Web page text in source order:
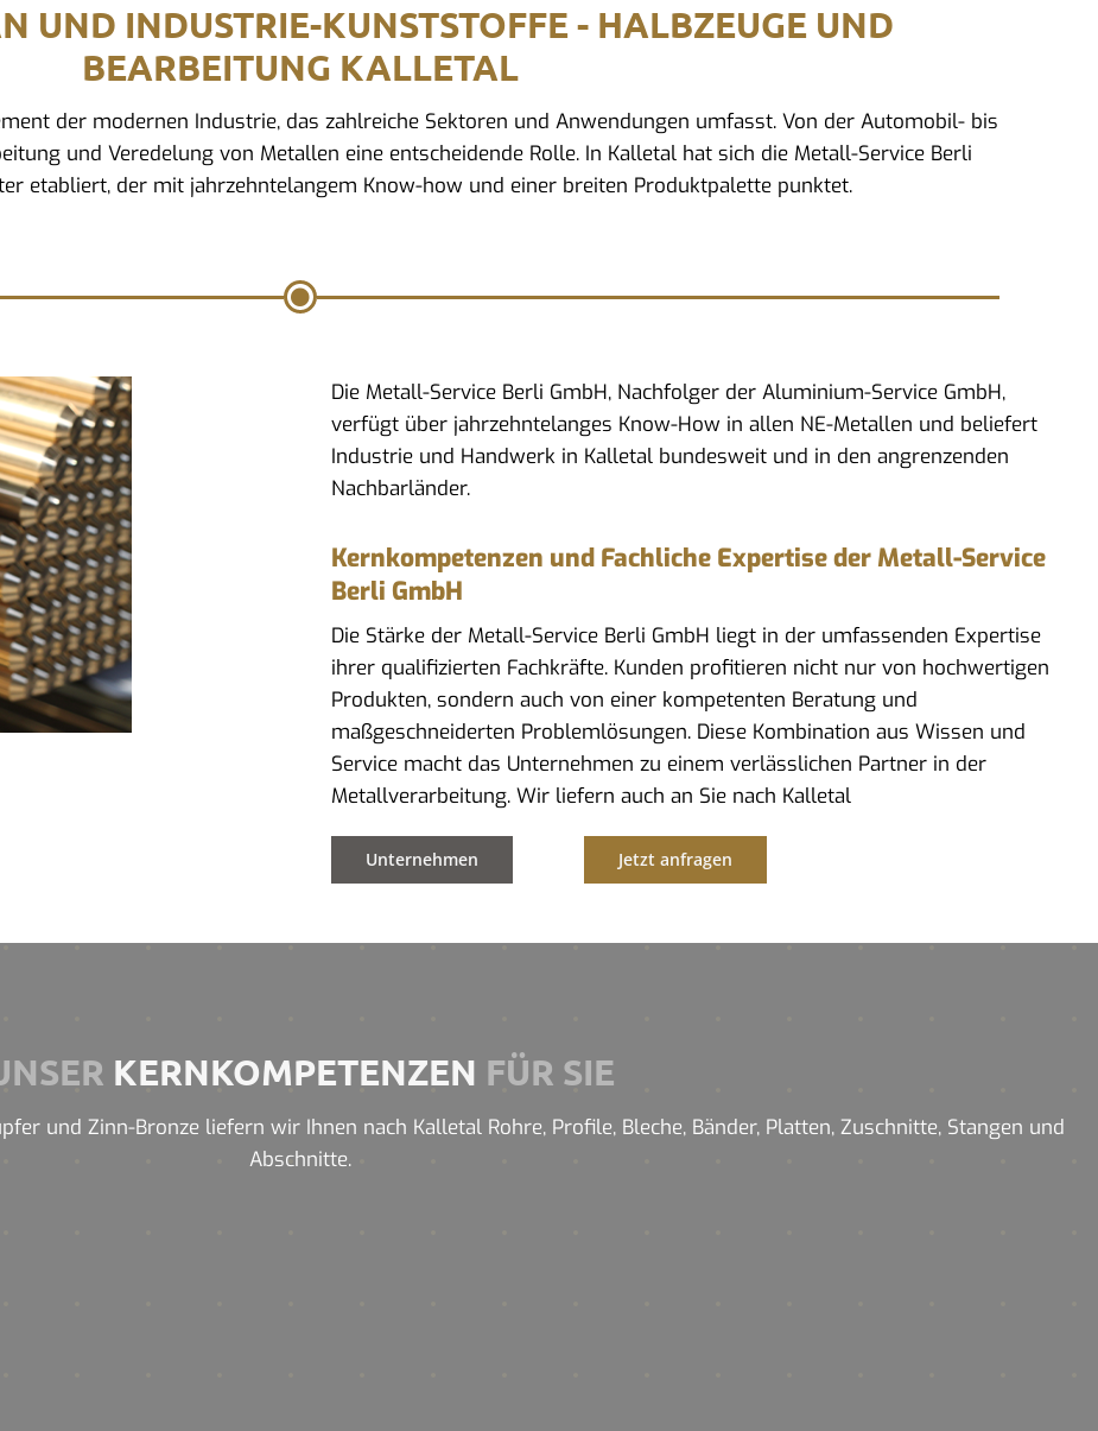
UND INDUSTRIE-KUNSTSTOFFE - HALBZEUGE UND
BEARBEITUNG KALLETAL
der modernen Industrie, das zahlreiche Sektoren und Anwendungen umfasst. Von der Automobil- bis
und Veredelung von Metallen eine entscheidende Rolle. In Kalletal hat sich die Metall-Service Berli
etabliert, der mit jahrzehntelangem Know-how und einer breiten Produktpalette punktet.
Die Metall-Service Berli GmbH, Nachfolger der Aluminium-Service GmbH,
verfügt über jahrzehntelanges Know-How in allen NE-Metallen und beliefert
Industrie und Handwerk in Kalletal bundesweit und in den angrenzenden
Nachbarländer.
Kernkompetenzen und Fachliche Expertise der Metall-Service
Berli GmbH
Die Stärke der Metall-Service Berli GmbH liegt in der umfassenden Expertise
ihrer qualifizierten Fachkräfte. Kunden profitieren nicht nur von hochwertigen
Produkten, sondern auch von einer kompetenten Beratung und
maßgeschneiderten Problemlösungen. Diese Kombination aus Wissen und
Service macht das Unternehmen zu einem verlässlichen Partner in der
Metallverarbeitung. Wir liefern auch an Sie nach Kalletal
Unternehmen Jetzt anfragen
KERNKOMPETENZEN FÜR SIE
und Zinn-Bronze liefern wir Ihnen nach Kalletal Rohre, Profile, Bleche, Bänder, Platten, Zuschnitte, Stangen und
Abschnitte.